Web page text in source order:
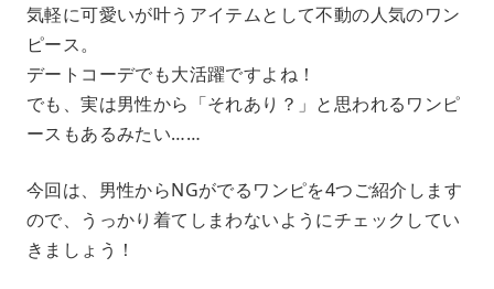
気軽に可愛いが叶うアイテムとして不動の人気のワン
ピース。
デートコーデでも大活躍ですよね！
でも、実は男性から「それあり？」と思われるワンピ
ースもあるみたい……
今回は、男性からNGがでるワンピを4つご紹介します
ので、うっかり着てしまわないようにチェックしてい
きましょう！